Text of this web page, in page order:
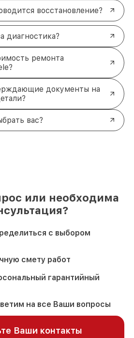
восстановление?
диагностика?
ремонта
документы на
вас?
или необходима
с выбором
смету работ
гарантийный
на все Ваши вопросы
Ваши контакты